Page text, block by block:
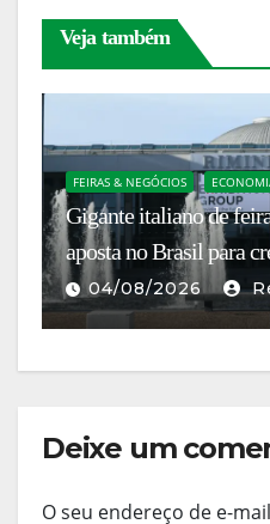
Veja também
FEIRAS & NEGÓCIOS
Gigante italiano de
aposta no Brasil para
04/08/2026
Deixe um
O seu endereço de e-